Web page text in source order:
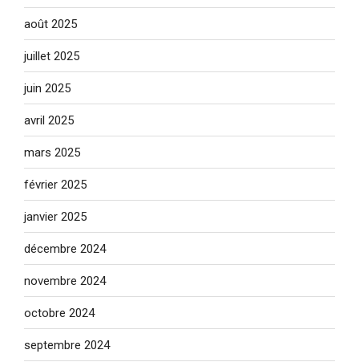
août 2025
juillet 2025
juin 2025
avril 2025
mars 2025
février 2025
janvier 2025
décembre 2024
novembre 2024
octobre 2024
septembre 2024